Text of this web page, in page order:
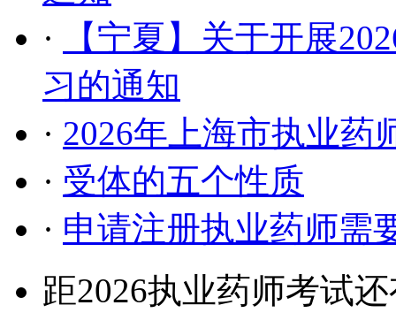
·
【宁夏】关于开展
习的通知
· 2026年上海市执业药
· 受体的五个性质
· 申请注册执业药师需
距2026执业药师考试